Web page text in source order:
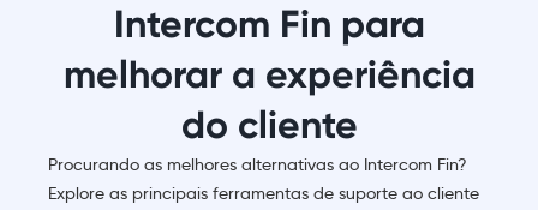
Intercom Fin para
melhorar a experiência
do cliente
Procurando as melhores alternativas ao Intercom Fin?
Explore as principais ferramentas de suporte ao cliente